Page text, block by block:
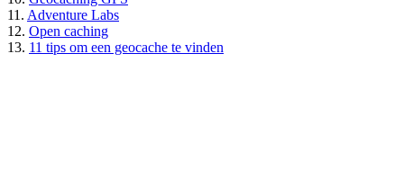
11. Adventure Labs
12. Open caching
13. 11 tips om een geocache te vinden